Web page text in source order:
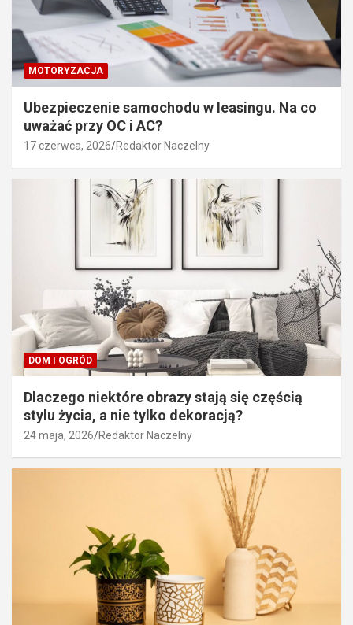
MOTORYZACJA
Ubezpieczenie samochodu w leasingu. Na co
uważać przy OC i AC?
17 czerwca, 2026 Redaktor Naczelny
DOM I OGRÓD
Dlaczego niektóre obrazy stają się częścią
stylu życia, a nie tylko dekoracją?
24 maja, 2026 Redaktor Naczelny